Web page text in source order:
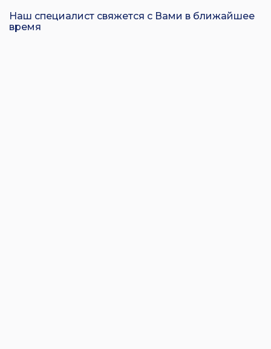
Наш специалист свяжется с Вами в ближайшее
время